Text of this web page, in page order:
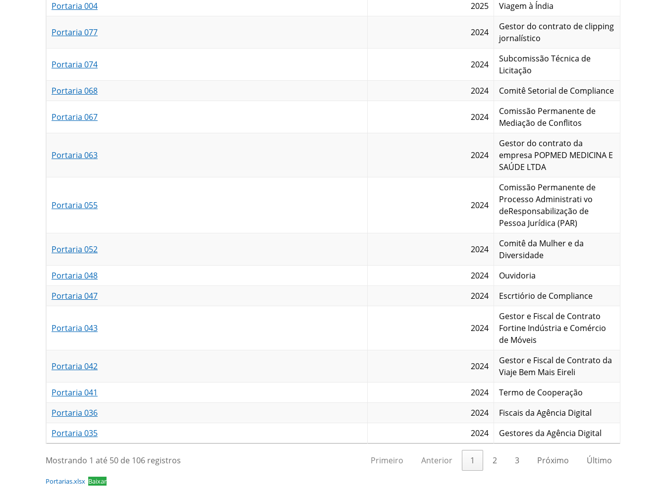
Portaria 004
2025 Viagem à Índia
Portaria 077 2024
Gestor do contrato de clipping
jornalístico
Portaria 074 2024
Subcomissão Técnica de
Licitação
Portaria 068
2024 Comitê Setorial de Compliance
Portaria 067 2024
Comissão Permanente de
Mediação de Conflitos
Portaria 063 2024
Gestor do contrato da
empresa POPMED MEDICINA E
SAÚDE LTDA
Portaria 055 2024
Comissão Permanente de
Processo Administrati vo
deResponsabilização de
Pessoa Jurídica (PAR)
Portaria 052 2024
Comitê da Mulher e da
Diversidade
Portaria 048
2024
Ouvidoria
Portaria 047
2024 Escrtiório de Compliance
Portaria 043 2024
Gestor e Fiscal de Contrato
Fortine Indústria e Comércio
de Móveis
Portaria 042 2024
Gestor e Fiscal de Contrato da
Viaje Bem Mais Eireli
Portaria 041
2024
Termo de Cooperação
Portaria 036
2024
Fiscais da Agência Digital
Portaria 035
2024 Gestores da Agência Digital
Mostrando 1 até 50 de 106 registros Primeiro Anterior 1 2 3 Próximo Último
Portarias.xlsx Baixar